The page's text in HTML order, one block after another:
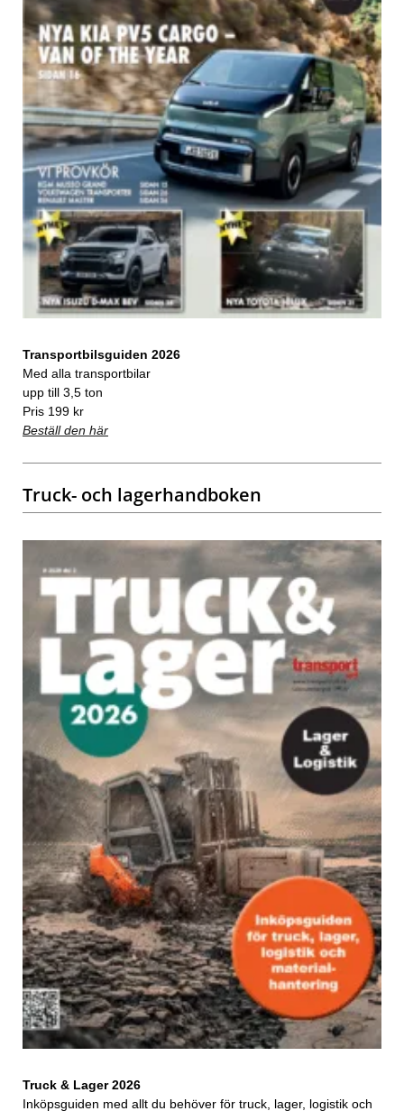
Transportbilsguiden 2026
Med alla transportbilar
upp till 3,5 ton
Pris 199 kr
Beställ den här
Truck- och lagerhandboken
Truck & Lager 2026
Inköpsguiden med allt du behöver för truck, lager, logistik och